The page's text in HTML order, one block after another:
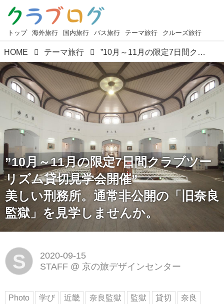
トップ 海外旅行 国内旅行 バス旅行 テーマ旅行 クルーズ旅行
HOME テーマ旅行 ”10月～11月の限定7日間クラブツーリズム貸切見学会開催” 美しい刑務所。通常非公開の「旧奈良監獄」を見学しませんか。
”10月～11月の限定7日間クラブツー
リズム貸切見学会開催”
美しい刑務所。通常非公開の「旧奈良
監獄」を見学しませんか。
S
2020-09-15
STAFF @ 京の旅デザインセンター
Photo 学び 近畿 奈良監獄 監獄 貸切
奈良